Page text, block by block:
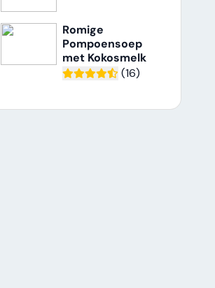
Romige
Pompoensoep
met Kokosmelk
(16)